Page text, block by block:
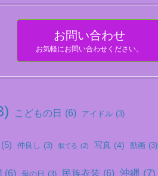
お問い合わせ
お気軽にお問い合わせください。
こどもの日 (6) アイドル (3)
(5) 仲良し (3) 似てる (2) 写真 (4) 動画 (3)
(6) 民族衣装 (6) 沖縄 (7)